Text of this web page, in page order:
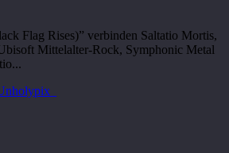
Flag Rises)” verbinden Saltatio Mortis,
Mittelalter-Rock, Symphonic Metal